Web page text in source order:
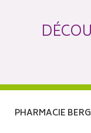
PHARMACIE